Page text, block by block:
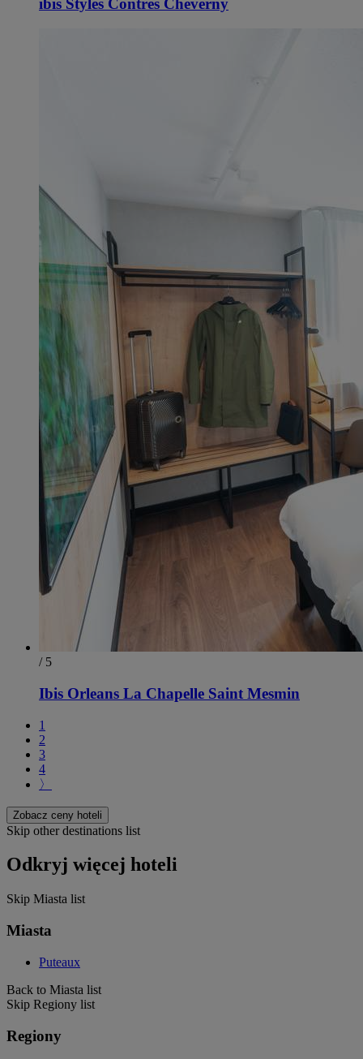
ibis Styles Contres Cheverny
/ 5
Ibis Orleans La Chapelle Saint Mesmin
1
2
3
4
〉
Zobacz ceny hoteli
Skip other destinations list
Odkryj więcej hoteli
Skip Miasta list
Miasta
Puteaux
Back to Miasta list
Skip Regiony list
Regiony